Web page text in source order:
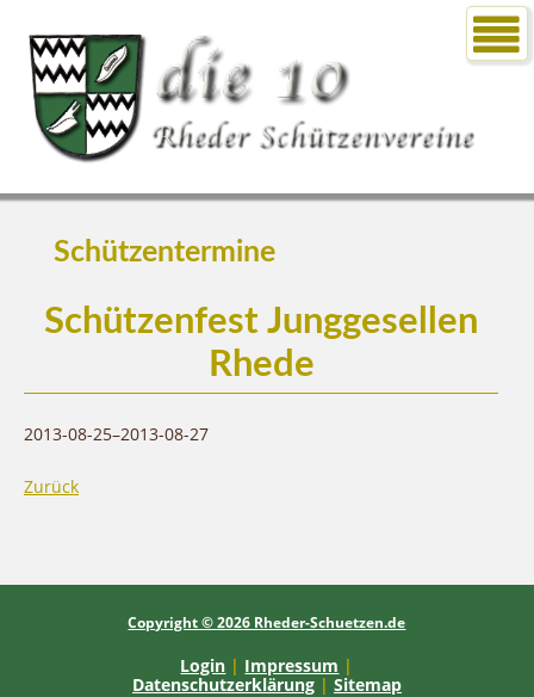
Schützentermine
Schützenfest Junggesellen
Rhede
2013-08-25–2013-08-27
Zurück
Copyright © 2026 Rheder-Schuetzen.de
Login | Impressum |
Datenschutzerklärung | Sitemap